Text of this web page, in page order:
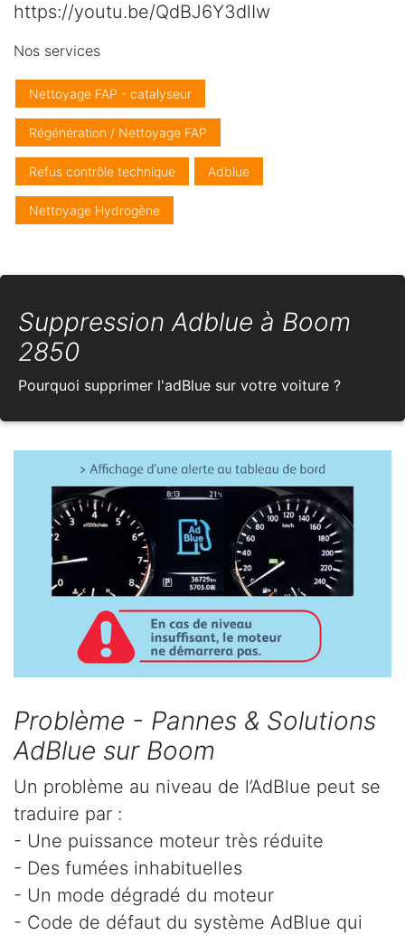
https://youtu.be/QdBJ6Y3dlIw
Nos services
Nettoyage FAP - catalyseur
Régénération / Nettoyage FAP
Refus contrôle technique Adblue
Nettoyage Hydrogène
Suppression Adblue à Boom
2850
Pourquoi supprimer l'adBlue sur votre voiture ?
Problème - Pannes & Solutions
AdBlue sur Boom
Un problème au niveau de l’AdBlue peut se
traduire par :
- Une puissance moteur très réduite
- Des fumées inhabituelles
- Un mode dégradé du moteur
- Code de défaut du système AdBlue qui